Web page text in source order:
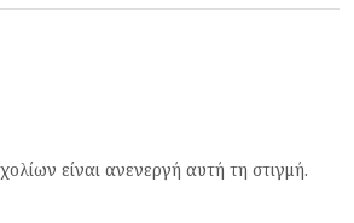
είναι ανενεργή αυτή τη στιγμή.